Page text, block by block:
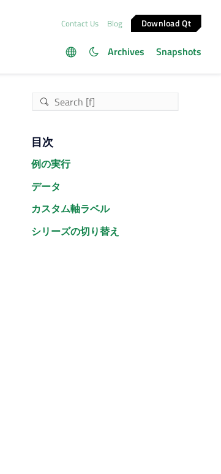
Contact Us Blog Download Qt
Archives Snapshots
目次
例の実行
データ
カスタム軸ラベル
シリーズの切り替え